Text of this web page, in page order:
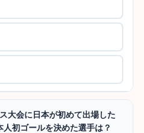
大会に日本が初めて出場した
初ゴールを決めた選手は？